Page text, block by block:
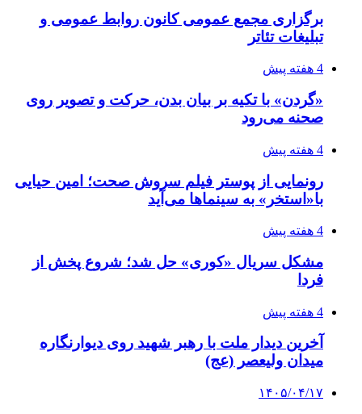
برگزاری مجمع عمومی کانون روابط عمومی و
تبلیغات تئاتر
4 هفته پیش
«گردن» با تکیه بر بیان بدن، حرکت و تصویر روی
صحنه می‌رود
4 هفته پیش
رونمایی از پوستر فیلم سروش صحت؛ امین حیایی
با«استخر» به سینماها می‌آید
4 هفته پیش
مشکل سریال «کوری» حل شد؛ شروع پخش از
فردا
4 هفته پیش
آخرین دیدار ملت با رهبر شهید روی دیوارنگاره
میدان ولیعصر (عج)
۱۴۰۵/۰۴/۱۷